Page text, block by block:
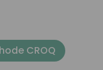
CROQ